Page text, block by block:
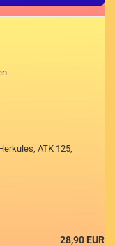
ATK 125,
28,90 EUR